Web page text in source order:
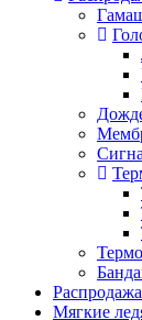
Мягкие